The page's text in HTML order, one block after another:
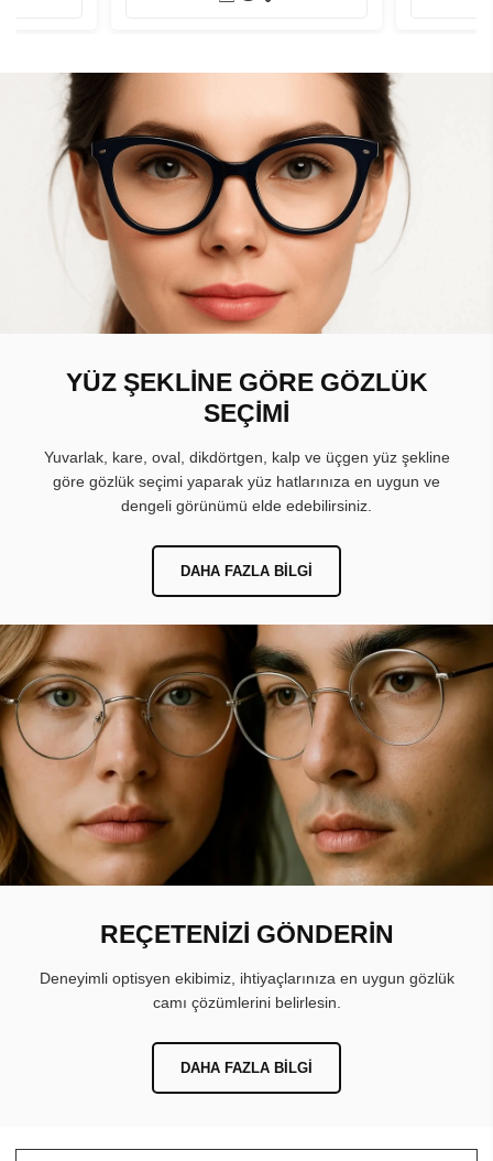
YÜZ ŞEKLİNE GÖRE GÖZLÜK
SEÇİMİ
Yuvarlak, kare, oval, dikdörtgen, kalp ve üçgen yüz şekline
göre gözlük seçimi yaparak yüz hatlarınıza en uygun ve
dengeli görünümü elde edebilirsiniz.
DAHA FAZLA BILGI
REÇETENİZİ GÖNDERİN
Deneyimli optisyen ekibimiz, ihtiyaçlarınıza en uygun gözlük
camı çözümlerini belirlesin.
DAHA FAZLA BILGI